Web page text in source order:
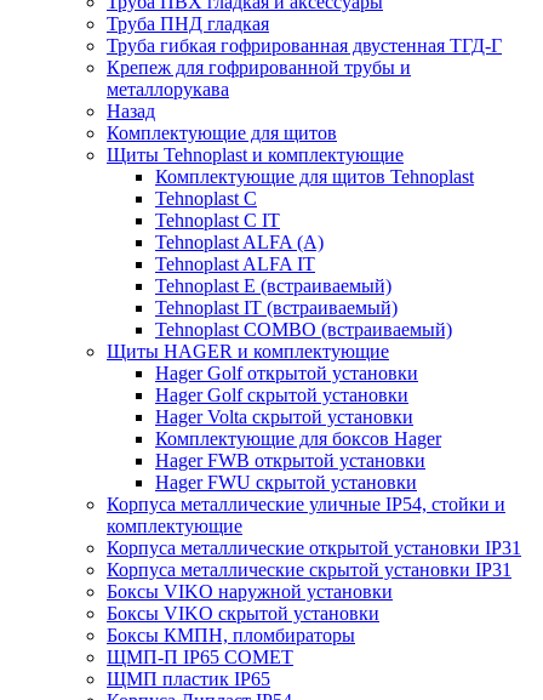
Труба ПНД гладкая
Труба гибкая гофрированная двустенная ТГД-Г
Крепеж для гофрированной трубы и
металлорукава
Назад
Комплектующие для щитов
Щиты Tehnoplast и комплектующие
Комплектующие для щитов Tehnoplast
Tehnoplast C
Tehnoplast C IT
Tehnoplast ALFA (А)
Tehnoplast ALFA IT
Tehnoplast E (встраиваемый)
Tehnoplast IT (встраиваемый)
Tehnoplast COMBO (встраиваемый)
Щиты HAGER и комплектующие
Hager Golf открытой установки
Hager Golf скрытой установки
Hager Volta скрытой установки
Комплектующие для боксов Hager
Hager FWB открытой установки
Hager FWU скрытой установки
Корпуса металлические уличные IP54, стойки и
комплектующие
Корпуса металлические открытой установки IP31
Корпуса металлические скрытой установки IP31
Боксы VIKO наружной установки
Боксы VIKO скрытой установки
Боксы КМПН, пломбираторы
ЩМП-П IP65 COMET
ЩМП пластик IP65